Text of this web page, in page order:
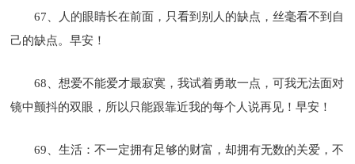
67、人的眼睛长在前面，只看到别人的缺点，丝毫看不到自
己的缺点。早安！
68、想爱不能爱才最寂寞，我试着勇敢一点，可我无法面对
镜中颤抖的双眼，所以只能跟靠近我的每个人说再见！早安！
69、生活：不一定拥有足够的财富，却拥有无数的关爱，不